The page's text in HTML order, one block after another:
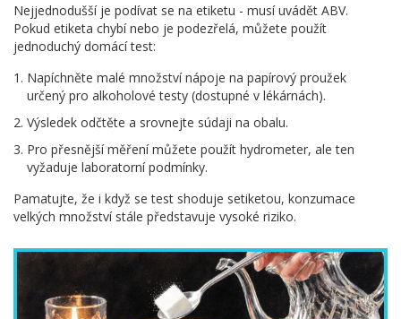
Nejjednodušší je podívat se na etiketu - musí uvádět ABV.
Pokud etiketa chybí nebo je podezřelá, můžete použít
jednoduchý domácí test:
Napíchněte malé množství nápoje na papírový proužek
určený pro alkoholové testy (dostupné v lékárnách).
Výsledek odčtěte a srovnejte súdaji na obalu.
Pro přesnější měření můžete použít hydrometer, ale ten
vyžaduje laboratorní podmínky.
Pamatujte, že i když se test shoduje setiketou, konzumace
velkých množství stále představuje vysoké riziko.